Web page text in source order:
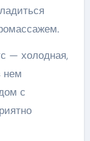
— холодная,
нем
с